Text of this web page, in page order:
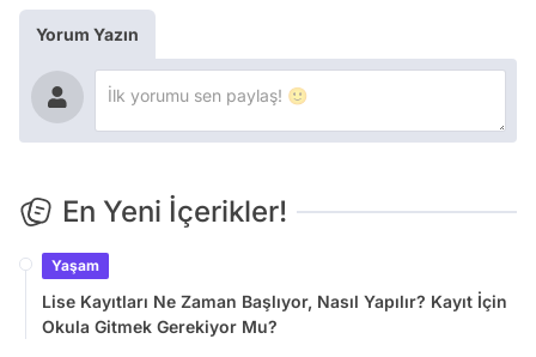
Yorum Yazın
En Yeni İçerikler!
Yaşam
Lise Kayıtları Ne Zaman Başlıyor, Nasıl Yapılır? Kayıt İçin
Okula Gitmek Gerekiyor Mu?